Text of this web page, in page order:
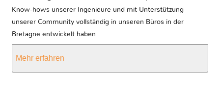
Know-hows unserer Ingenieure und mit Unterstützung
unserer Community vollständig in unseren Büros in der
Bretagne entwickelt haben.
Mehr erfahren